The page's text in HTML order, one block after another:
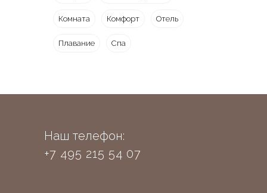
Комната Комфорт Отель
Плавание Спа
Наш телефон:
+7 495 215 54 07